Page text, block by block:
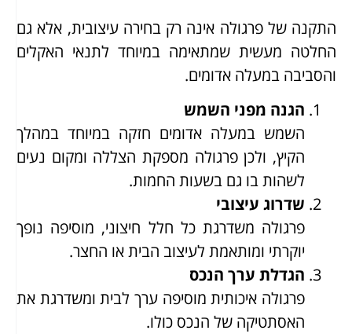
התקנה של פרגולה אינה רק בחירה עיצובית, אלא גם
החלטה מעשית שמתאימה במיוחד לתנאי האקלים
והסביבה במעלה אדומים.
הגנה מפני השמש
השמש במעלה אדומים חזקה במיוחד במהלך
הקיץ, ולכן פרגולה מספקת הצללה ומקום נעים
לשהות בו גם בשעות החמות.
שדרוג עיצובי
פרגולה משדרגת כל חלל חיצוני, מוסיפה נופך
יוקרתי ומותאמת לעיצוב הבית או החצר.
הגדלת ערך הנכס
פרגולה איכותית מוסיפה ערך לבית ומשדרגת את
האסתטיקה של הנכס כולו.